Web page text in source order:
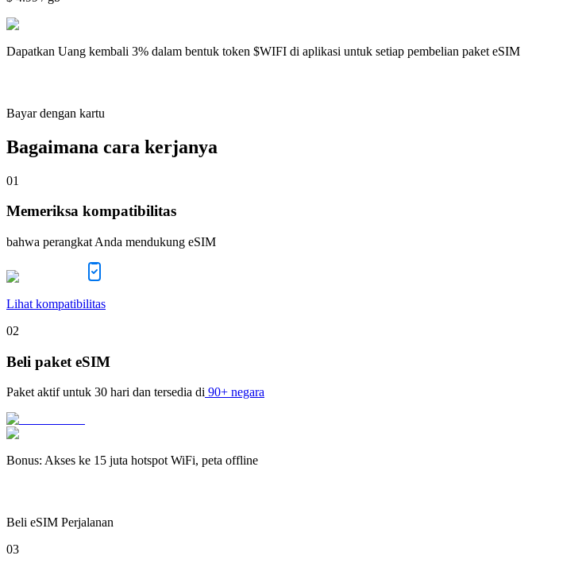
Dapatkan Uang kembali 3% dalam bentuk token $WIFI di aplikasi untuk setiap pembelian paket eSIM
Bayar dengan kartu
Bagaimana cara kerjanya
01
Memeriksa kompatibilitas
bahwa perangkat Anda mendukung eSIM
Lihat kompatibilitas
02
Beli paket eSIM
Paket aktif untuk 30 hari dan tersedia di 90+ negara
Bonus: Akses ke 15 juta hotspot WiFi, peta offline
Beli eSIM Perjalanan
03